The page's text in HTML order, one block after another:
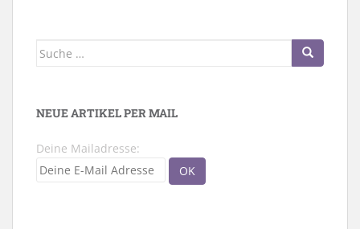
Suche
NEUE ARTIKEL PER MAIL
Deine Mailadresse: